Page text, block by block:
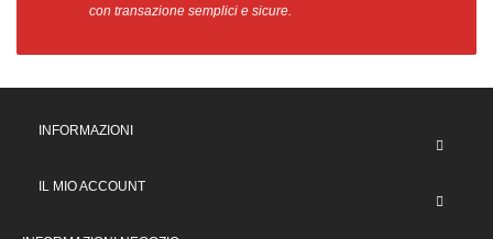
con transazione semplici e sicure.
INFORMAZIONI
IL MIO ACCOUNT